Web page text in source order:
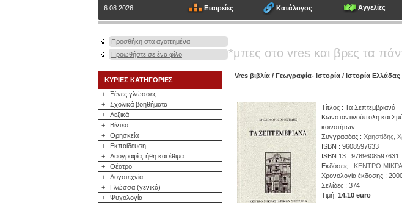
6.08.2026 Εταιρείες Κατάλογος Αγγελίες
Προσθήκη στα αγαπημένα
Προωθήστε σε ένα φίλο
*μπες στο vres και βρες τα
ΚΥΡΙΕΣ ΚΑΤΗΓΟΡΙΕΣ
+
Ξένες γλώσσες
+
Σχολικά βοηθήματα
+
Λεξικά
+
Βίντεο
+
Θρησκεία
+
Εκπαίδευση
+
Λαογραφία, ήθη και έθιμα
+
Θέατρο
+
Λογοτεχνία
+
Γλώσσα (γενικά)
+
Ψυχολογία
Vres βιβλία / Γεωγραφία- Ιστορία / Ιστορία Ελλάδας
Τίτλος : Τα Σεπτεμβριανά
Κωνσταντινούπολη και
κοινοτήτων
Συγγραφέας : Χρηστίδης,
ISBN : 9608597633
ISBN 13 : 9789608597631
Εκδόσεις : ΚΕΝΤΡΟ
Χρονολογία έκδοσης :
Σελίδες : 374
Τιμή: 14.10 euro